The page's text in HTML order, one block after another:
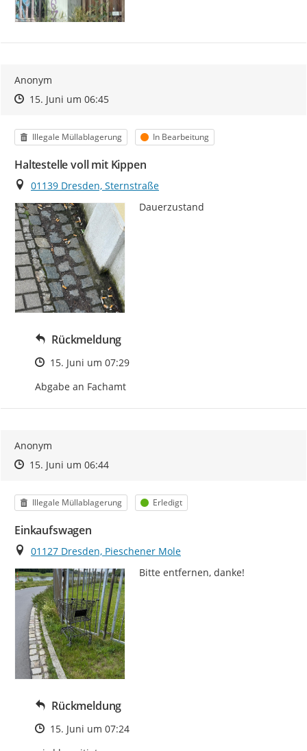
Anonym
Zeitpunkt des Erstellens
Zeitpunkt des Erstellens
15. Juni um 06:45Zur Äußerung
Kategorie
Illegale Müllablagerung Status
In Bearbeitung
Haltestelle voll mit Kippen
Ort
01139 Dresden, Sternstraße
Dauerzustand
Rückmeldung
Zeitpunkt des Erstellens
15. Juni um 07:29
Abgabe an Fachamt
Anonym
Zeitpunkt des Erstellens
Zeitpunkt des Erstellens
15. Juni um 06:44Zur Äußerung
Kategorie
Illegale Müllablagerung Status
Erledigt
Einkaufswagen
Ort
01127 Dresden, Pieschener Mole
Bitte entfernen, danke!
Rückmeldung
Zeitpunkt des Erstellens
15. Juni um 07:24